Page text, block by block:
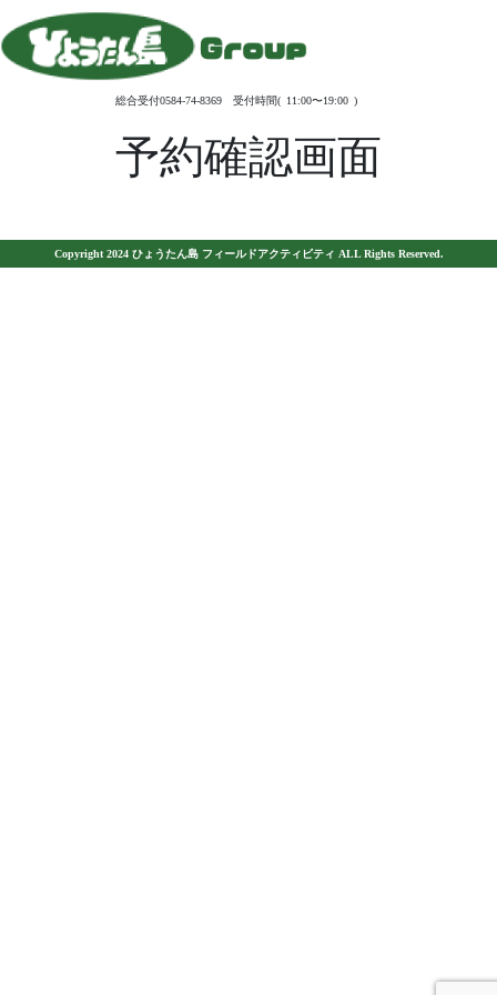
総合受付0584-74-8369 受付時間( 11:00〜19:00 )
予約確認画面
Copyright 2024 ひょうたん島 フィールドアクティビティ ALL Rights Reserved.